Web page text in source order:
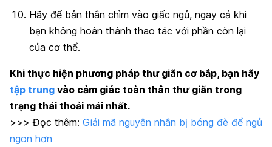
Hãy để bản thân chìm vào giấc ngủ, ngay cả khi
bạn không hoàn thành thao tác với phần còn lại
của cơ thể.
Khi thực hiện phương pháp thư giãn cơ bắp, bạn hãy
tập trung vào cảm giác toàn thân thư giãn trong
trạng thái thoải mái nhất.
>>> Đọc thêm: Giải mã nguyên nhân bị bóng đè để ngủ
ngon hơn